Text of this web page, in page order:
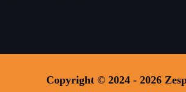
Copyright © 2024 - 2026